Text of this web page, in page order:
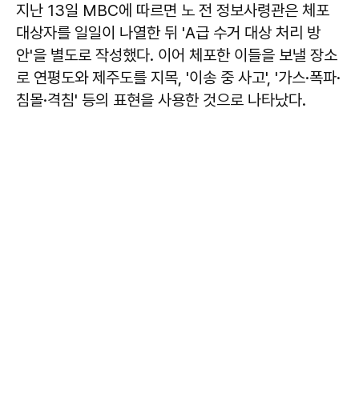
지난 13일 MBC에 따르면 노 전 정보사령관은 체포
대상자를 일일이 나열한 뒤 'A급 수거 대상 처리 방
안'을 별도로 작성했다. 이어 체포한 이들을 보낼 장소
로 연평도와 제주도를 지목, '이송 중 사고', '가스·폭파·
침몰·격침' 등의 표현을 사용한 것으로 나타났다.